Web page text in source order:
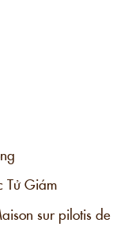
Tử Giám
sur pilotis de